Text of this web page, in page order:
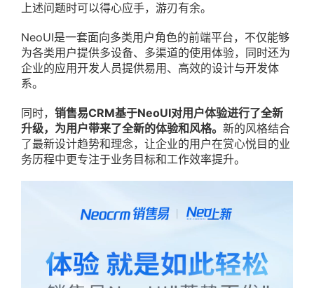
上述问题时可以得心应手，游刃有余。
NeoUI是一套面向多类用户角色的前端平台，不仅能够
为各类用户提供多设备、多渠道的使用体验，同时还为
企业的应用开发人员提供易用、高效的设计与开发体
系。
同时， 销售易CRM基于NeoUI对用户体验进行了全新
升级，为用户带来了全新的体验和风格。 新的风格结合
了最新设计趋势和理念，让企业的用户在赏心悦目的业
务历程中更专注于业务目标和工作效率提升。